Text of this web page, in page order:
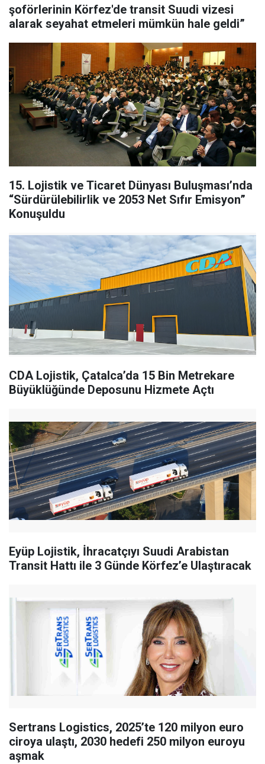
şoförlerinin Körfez'de transit Suudi vizesi
alarak seyahat etmeleri mümkün hale geldi”
15. Lojistik ve Ticaret Dünyası Buluşması’nda
“Sürdürülebilirlik ve 2053 Net Sıfır Emisyon”
Konuşuldu
CDA Lojistik, Çatalca’da 15 Bin Metrekare
Büyüklüğünde Deposunu Hizmete Açtı
Eyüp Lojistik, İhracatçıyı Suudi Arabistan
Transit Hattı ile 3 Günde Körfez’e Ulaştıracak
Sertrans Logistics, 2025’te 120 milyon euro
ciroya ulaştı, 2030 hedefi 250 milyon euroyu
aşmak